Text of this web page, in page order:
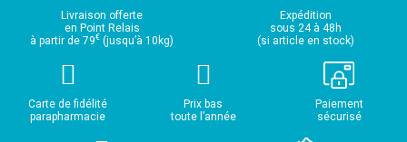
Livraison offerte
en Point Relais
à partir de 79€ (jusqu’à 10kg)
Expédition
sous 24 à 48h
(si article en stock)
Carte de fidélité
parapharmacie
Prix bas
toute l’année
Paiement
sécurisé